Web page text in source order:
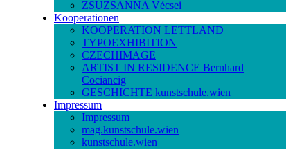
ZSUZSANNA Vécsei
Kooperationen
KOOPERATION LETTLAND
TYPOEXHIBITION
CZECHIMAGE
ARTIST IN RESIDENCE Bernhard
Cociancig
GESCHICHTE kunstschule.wien
Impressum
Impressum
mag.kunstschule.wien
kunstschule.wien